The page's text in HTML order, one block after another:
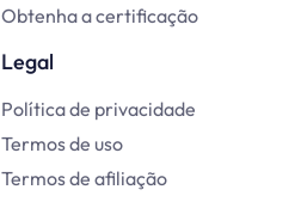
Obtenha a certificação
Legal
Política de privacidade
Termos de uso
Termos de afiliação